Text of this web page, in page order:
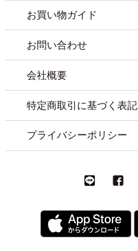
お買い物ガイド
お問い合わせ
会社概要
特定商取引に基づく表記
プライバシーポリシー